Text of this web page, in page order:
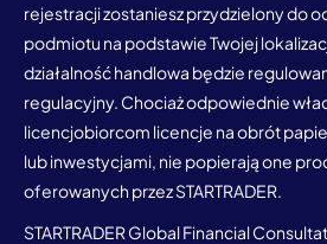
rejestracji zostaniesz przydzielony do
podmiotu na podstawie Twojej
działalność handlowa będzie
regulacyjny. Chociaż odpowiednie
licencjobiorcom licencje na obrót
lub inwestycjami, nie popierają one
oferowanych przez STARTRADER.
STARTRADER Global Financial